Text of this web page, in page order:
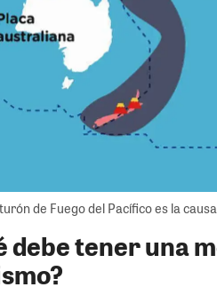
de Fuego del Pacífico es la
debe tener una